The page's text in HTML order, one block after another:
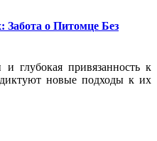
о Питомце Без
глубокая привязанность к
новые подходы к их